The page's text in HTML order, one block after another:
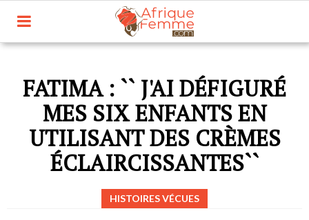
FATIMA : `` J'AI DÉFIGURÉ
MES SIX ENFANTS EN
UTILISANT DES CRÈMES
ÉCLAIRCISSANTES``
HISTOIRES VÉCUES